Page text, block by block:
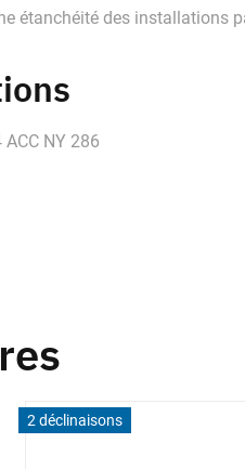
étanchéité des installations
NY 286
2 déclinaisons